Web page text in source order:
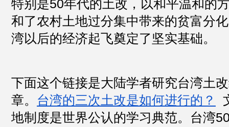
特别是50年代的土改，以和平温和的
和了农村土地过分集中带来的贫富分
湾以后的经济起飞奠定了坚实基础。
下面这个链接是大陆学者研究台湾土
章。 台湾的三次土改是如何进行的？
地制度是世界公认的学习典范。台湾